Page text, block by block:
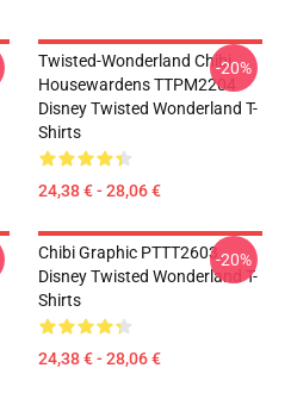
Twisted-Wonderland Chibi
Housewardens TTPM2204
Disney Twisted Wonderland T-
Shirts
24,38 € - 28,06 €
-20%
Chibi Graphic PTTT2603
Disney Twisted Wonderland T-
Shirts
24,38 € - 28,06 €
-20%